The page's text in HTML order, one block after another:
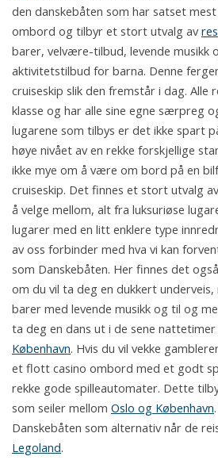
den danskebåten som har satset
ombord og tilbyr et stort utvalg av
barer, velvære-tilbud, levende musikk
aktivitetstilbud for barna. Denne
cruiseskip slik den fremstår i dag. Alle
klasse og har alle sine egne særpreg
lugarene som tilbys er det ikke spart
høye nivået av en rekke forskjellige
ikke mye om å være om bord på en
cruiseskip. Det finnes et stort utvalg
å velge mellom, alt fra luksuriøse
lugarer med en litt enklere type
av oss forbinder med hva vi kan
som Danskebåten. Her finnes det
om du vil ta deg en dukkert underveis,
barer med levende musikk og til og
ta deg en dans ut i de sene
København. Hvis du vil vekke
et flott casino ombord med et godt
rekke gode spilleautomater. Dette
som seiler mellom Oslo og København
Danskebåten som alternativ når de
Legoland.